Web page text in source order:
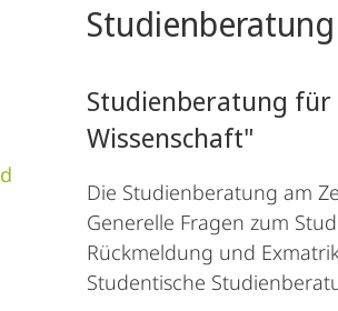
Studienberatung für
Wissenschaft"
Die Studienberatung am
Generelle Fragen zum
Rückmeldung und
Studentische